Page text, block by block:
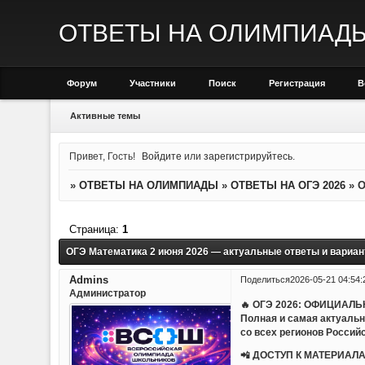
ОТВЕТЫ НА
Форум Участники Поиск Регистрация
Активные темы
Привет, Гость! Войдите илизарегистрируйтесь
» ОТВЕТЫ НА ОЛИМПИАДЫ » ОТВЕТЫ НА ОГЭ 2026 »
ОГЭ Математика 2 июня 2026 — актуальные ответы и
Страница: 1
Поделиться2026-05-21
Admins
Администратор
🔥 ОГЭ 2026:
Полная и самая
со всех регионов
📲 ДОСТУП К